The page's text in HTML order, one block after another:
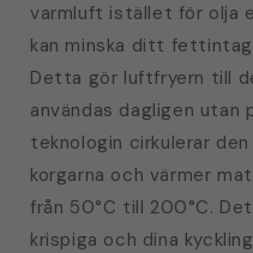
varmluft istället för olja
kan minska ditt
Detta gör luftfryern till
användas dagligen utan
teknologin cirkulerar
korgarna och värmer
från 50°C till 200°C.
krispiga och dina